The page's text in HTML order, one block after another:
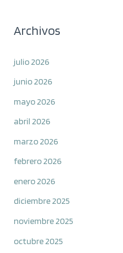
Archivos
julio 2026
junio 2026
mayo 2026
abril 2026
marzo 2026
febrero 2026
enero 2026
diciembre 2025
noviembre 2025
octubre 2025